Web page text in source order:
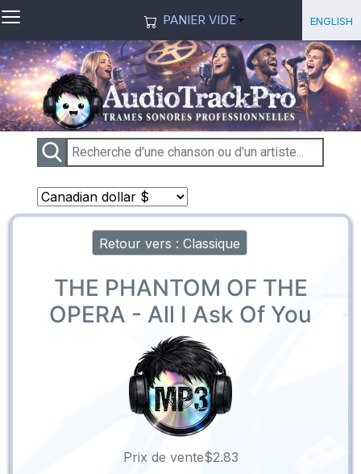
≡ PANIER VIDE English
Retour vers : Classique
THE PHANTOM OF THE
OPERA - All I Ask Of You
Prix ​​de vente$2.83